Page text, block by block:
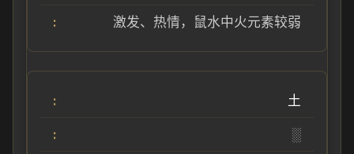
激发、热情，鼠水中火元素较弱
土
░